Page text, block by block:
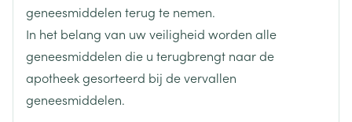
erythromycine, terfenadine, astemizol, gatifloxacine,
moxifloxacine, cisapride, lithium).
Andere antipsychotische geneesmiddelen (tegen
geestesziekten) (vb. thioridazine).
Ingrediënten
Behoud Kamertemperatuur (15°C - 25°C)
geneesmiddelen terug te nemen.
In het belang van uw veiligheid worden alle
geneesmiddelen die u terugbrengt naar de
apotheek gesorteerd bij de vervallen
geneesmiddelen.